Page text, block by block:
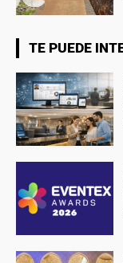
TE PUEDE